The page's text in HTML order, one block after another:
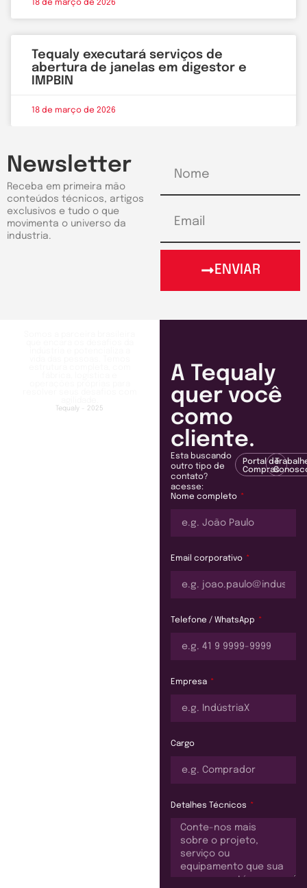
18 de março de 2026
Tequaly executará serviços de
abertura de janelas em digestor e
IMPBIN
18 de março de 2026
Newsletter
Receba em primeira mão
conteúdos técnicos, artigos
exclusivos e tudo o que
movimenta o universo da
industria.
ENVIAR
Tequaly - 2025
A Tequaly
quer você
como
cliente.
Esta buscando
outro tipo de
contato?
acesse:
Portal de
Compras
Nome completo
Email corporativo
Telefone / WhatsApp
Empresa
Cargo
Detalhes Técnicos